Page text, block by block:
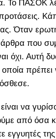
Το ΠΑΣΟΚ
Όταν
άρθρα που
όχι. Αυτή
να
από όσα
εγγυητές